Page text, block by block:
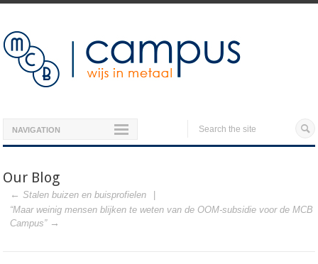
NAVIGATION
Our Blog
Stalen buizen en buisprofielen
“Maar weinig mensen blijken te weten van de OOM-subsidie voor de MCB
Campus”